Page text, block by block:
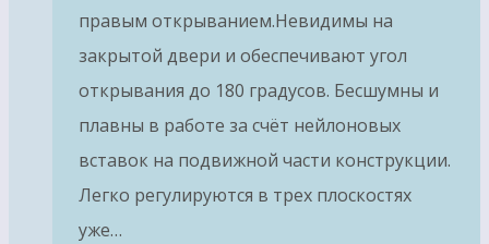
правым открыванием.Невидимы на
закрытой двери и обеспечивают угол
открывания до 180 градусов. Бесшумны и
плавны в работе за счёт нейлоновых
вставок на подвижной части конструкции.
Легко регулируются в трех плоскостях
уже…